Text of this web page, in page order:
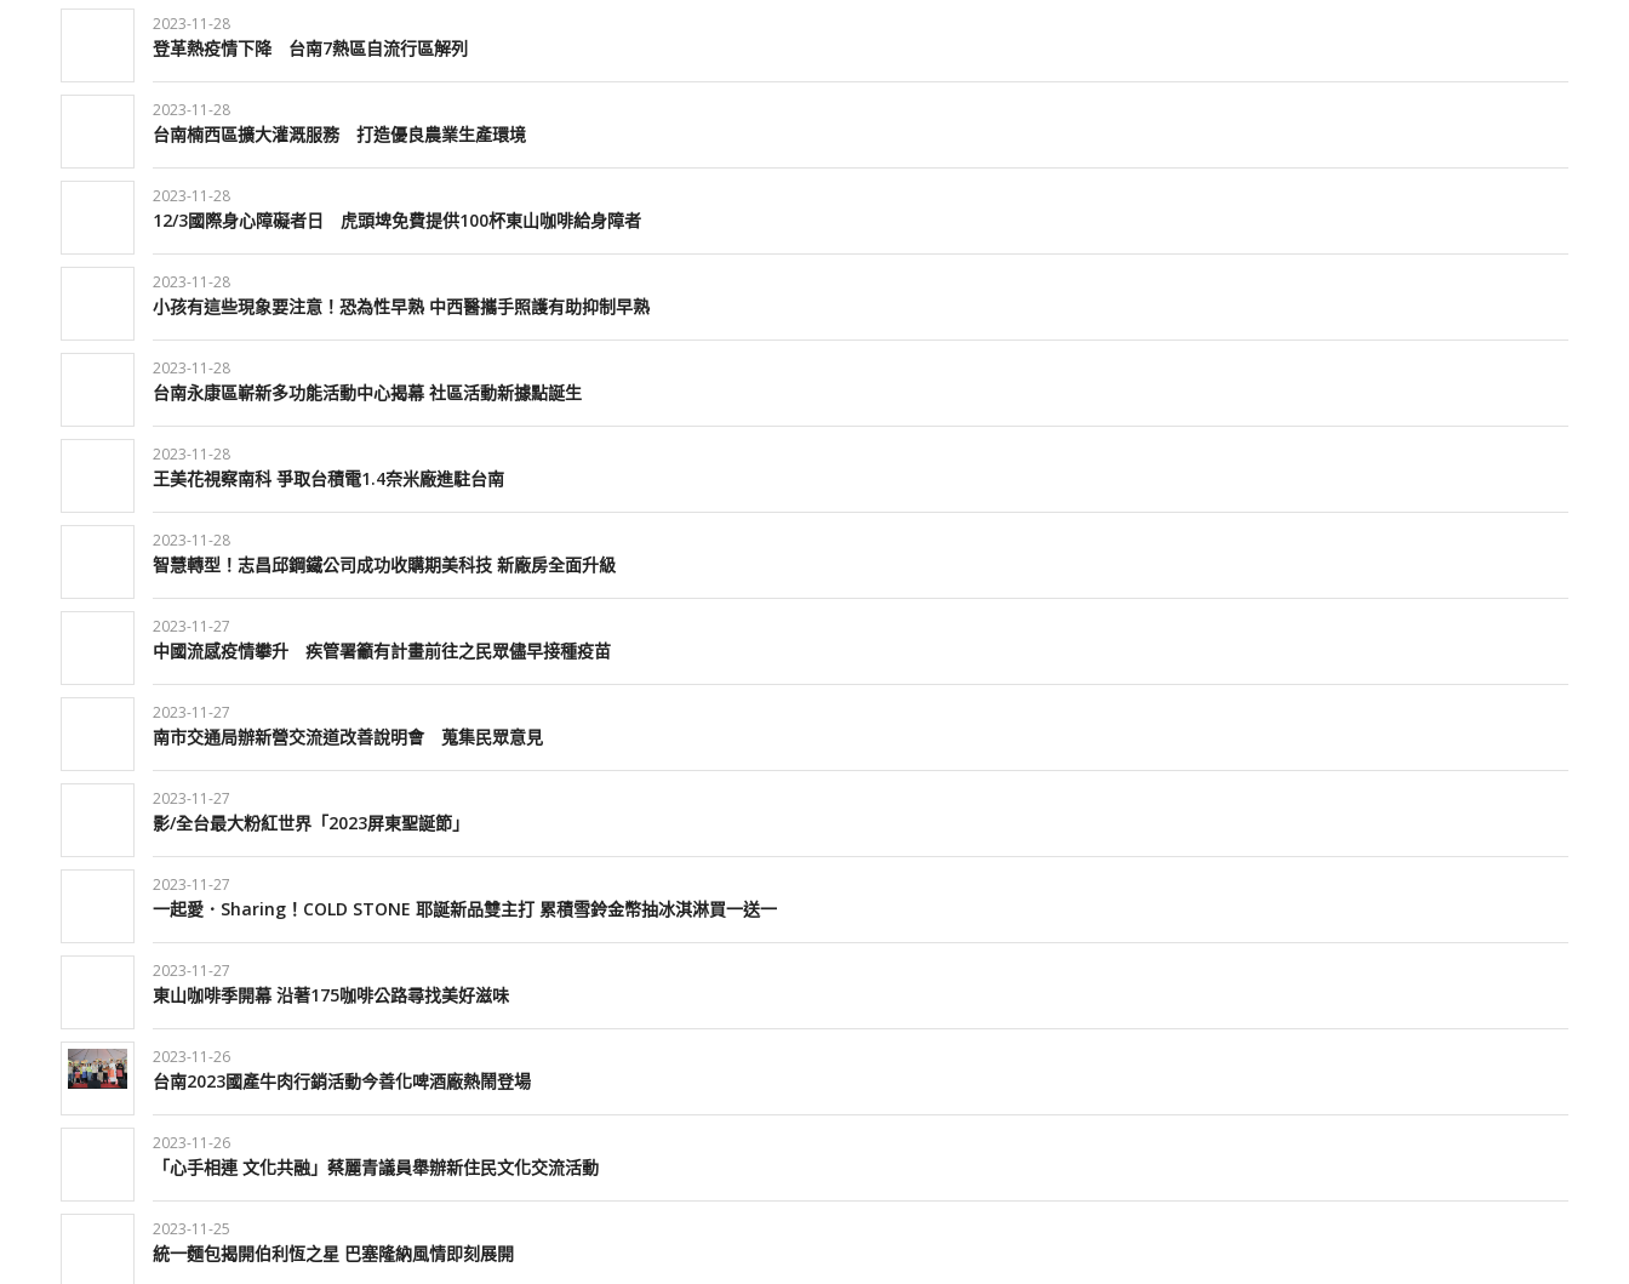
2023-11-28
登革熱疫情下降 台南7熱區自流行區解列
2023-11-28
台南楠西區擴大灌溉服務 打造優良農業生產環境
2023-11-28
12/3國際身心障礙者日 虎頭埤免費提供100杯東山咖啡給身障者
2023-11-28
小孩有這些現象要注意！恐為性早熟 中西醫攜手照護有助抑制早熟
2023-11-28
台南永康區嶄新多功能活動中心揭幕 社區活動新據點誕生
2023-11-28
王美花視察南科 爭取台積電1.4奈米廠進駐台南
2023-11-28
智慧轉型！志昌邱鋼鐵公司成功收購期美科技 新廠房全面升級
2023-11-27
中國流感疫情攀升 疾管署籲有計畫前往之民眾儘早接種疫苗
2023-11-27
南市交通局辦新營交流道改善說明會 蒐集民眾意見
2023-11-27
影/全台最大粉紅世界「2023屏東聖誕節」
2023-11-27
一起愛．Sharing！COLD STONE 耶誕新品雙主打 累積雪鈴金幣抽冰淇淋買一送一
2023-11-27
東山咖啡季開幕 沿著175咖啡公路尋找美好滋味
2023-11-26
台南2023國產牛肉行銷活動今善化啤酒廠熱鬧登場
2023-11-26
「心手相連 文化共融」蔡麗青議員舉辦新住民文化交流活動
2023-11-25
統一麵包揭開伯利恆之星 巴塞隆納風情即刻展開